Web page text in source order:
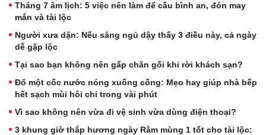
Tháng 7 âm lịch: 5 việc nên làm để cầu bình an, đón may
mắn và tài lộc
Người xưa dặn: Nếu sáng ngủ dậy thấy 3 điều này, cả ngày
dễ gặp lộc
Tại sao bạn không nên gấp chăn gối khi rời khách sạn?
Đổ một cốc nước nóng xuống cống: Mẹo hay giúp nhà bếp
hết sạch mùi hôi chỉ trong vài phút
Vì sao không nên vừa đi vệ sinh vừa dùng điện thoại?
3 khung giờ thắp hương ngày Rằm mùng 1 tốt cho tài lộc: